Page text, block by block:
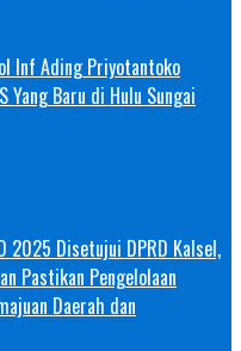
Inf Ading Priyotantoko
Yang Baru di Hulu Sungai
2025 Disetujui DPRD Kalsel,
Pastikan Pengelolaan
Daerah dan